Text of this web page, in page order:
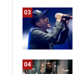
03
04